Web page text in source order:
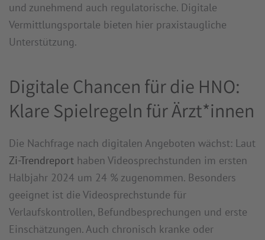
und zunehmend auch regulatorische. Digitale
Vermittlungsportale bieten hier praxistaugliche
Unterstützung.
Digitale Chancen für die HNO:
Klare Spielregeln für Ärzt*innen
Die Nachfrage nach digitalen Angeboten wächst: Laut
Zi-Trendreport haben Videosprechstunden im ersten
Halbjahr 2024 um 24 % zugenommen. Besonders
geeignet ist die Videosprechstunde für
Verlaufskontrollen, Befundbesprechungen und erste
Einschätzungen. Auch chronisch kranke oder